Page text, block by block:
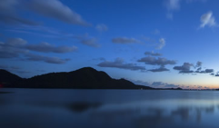
へ
キ
ッ